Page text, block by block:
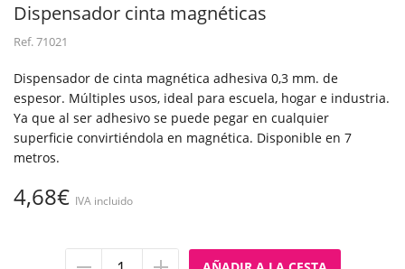
Dispensador cinta magnéticas
Ref.71021
Dispensador de cinta magnética adhesiva 0,3 mm. de
espesor. Múltiples usos, ideal para escuela, hogar e industria.
Ya que al ser adhesivo se puede pegar en cualquier
superficie convirtiéndola en magnética. Disponible en 7
metros.
4,68€ IVA incluido